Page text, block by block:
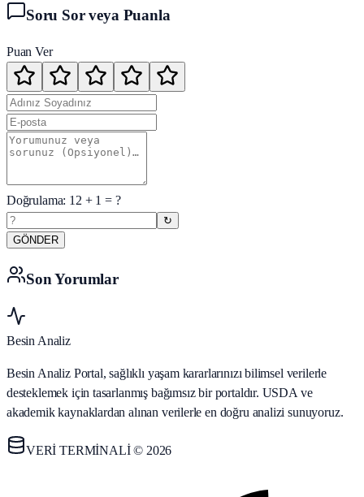
Soru Sor veya Puanla
Puan Ver
Doğrulama: 12 + 1 = ?
↻
GÖNDER
Son Yorumlar
Besin Analiz
Besin Analiz Portal, sağlıklı yaşam kararlarınızı bilimsel verilerle
desteklemek için tasarlanmış bağımsız bir portaldır. USDA ve
akademik kaynaklardan alınan verilerle en doğru analizi sunuyoruz.
VERİ TERMİNALİ © 2026